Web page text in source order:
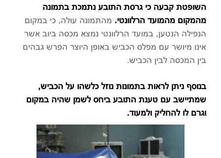
השופטת קבעה כי גרסת התובע נתמכת בתמונה
מהמקום מהמועד הרלוונטי. מהתמונה עולה, כי במקום
הנפילה הנטען, במועד הרלוונטי נמצא מכסה ביוב אשר
אינו מיושר עם מפלס הכביש באופן היוצר הפרש גבהים
בין המכסה לבין הכביש.
בנוסף ניתן לראות בתמונות נוזל כלשהו על הכביש,
שמתיישב עם טענת התובע ביחס לשמן שהיה במקום
וגרם לו להחליק ולמעוד.